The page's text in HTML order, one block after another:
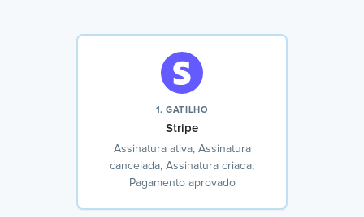
1. GATILHO
Stripe
Assinatura ativa, Assinatura
cancelada, Assinatura criada,
Pagamento aprovado